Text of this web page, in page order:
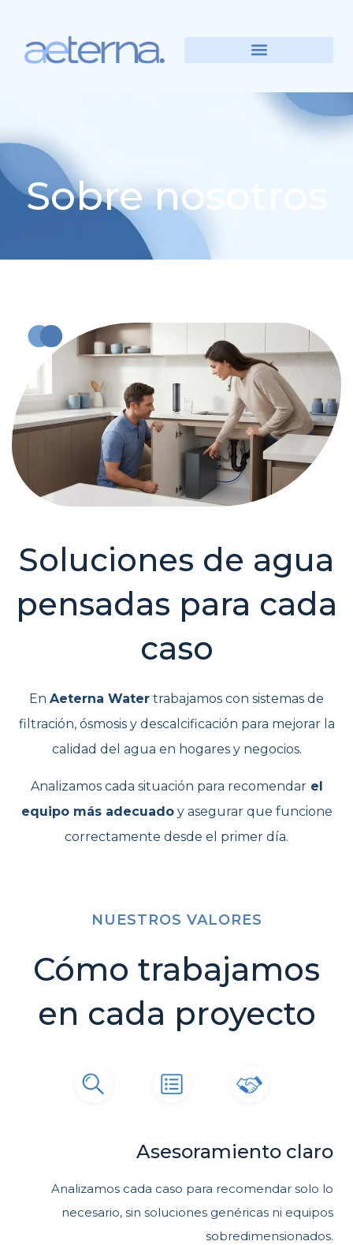
Sobre nosotros
Soluciones de agua
pensadas para cada
caso
En Aeterna Water trabajamos con sistemas de
filtración, ósmosis y descalcificación para mejorar la
calidad del agua en hogares y negocios.
Analizamos cada situación para recomendarel
equipo más adecuadoy asegurar que funcione
correctamente desde el primer día.
NUESTROS VALORES
Cómo trabajamos
en cada proyecto
Asesoramiento claro
Analizamos cada caso para recomendar solo lo
necesario, sin soluciones genéricas ni equipos
sobredimensionados.